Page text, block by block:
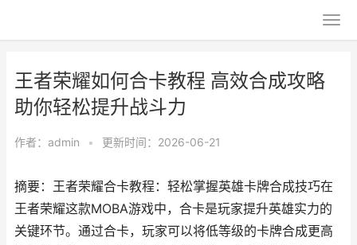
王者荣耀如何合卡教程 高效合成攻略
助你轻松提升战斗力
作者： admin • 更新时间：2026-06-21
摘要：王者荣耀合卡教程：轻松掌握英雄卡牌合成技巧在
王者荣耀这款MOBA游戏中，合卡是玩家提升英雄实力的
关键环节。通过合卡，玩家可以将低等级的卡牌合成更高